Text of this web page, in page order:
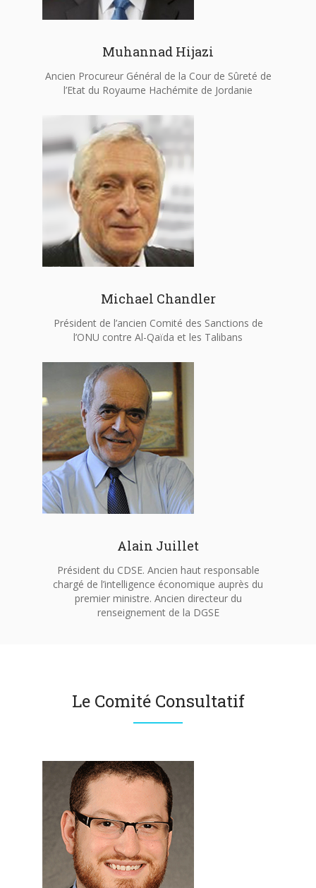
Muhannad Hijazi
Ancien Procureur Général de la Cour de Sûreté de
l’Etat du Royaume Hachémite de Jordanie
Michael Chandler
Président de l’ancien Comité des Sanctions de
l’ONU contre Al-Qaïda et les Talibans
Alain Juillet
Président du CDSE. Ancien haut responsable
chargé de l’intelligence économique auprès du
premier ministre. Ancien directeur du
renseignement de la DGSE
Le Comité Consultatif